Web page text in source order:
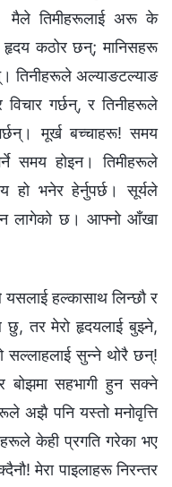
मैले तिमीहरूलाई अरू के
हृदय कठोर छन्; मानिसहरू
तिनीहरूले अल्याङटल्याङ
गर्छन्, र तिनीहरूले
मूर्ख बच्‍चाहरू! समय
समय होइन। तिमीहरूले
भनेर हेर्नुपर्छ। सूर्यले
लागेको छ। आफ्‍नो आँखा
यसलाई हल्‍कासाथ लिन्छौ र
छु, तर मेरो हृदयलाई बुझ्‍ने,
सल्‍लाहलाई सुन्‍ने थोरै छन्!
बोझमा सहभागी हुन सक्‍ने
अझै पनि यस्तो मनोवृत्ति
केही प्रगति गरेका भए
मेरा पाइलाहरू निरन्तर